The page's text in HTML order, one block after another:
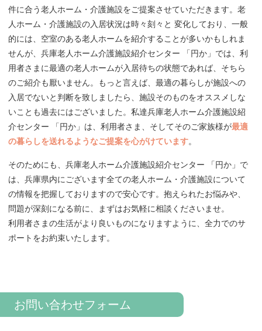
件に合う老人ホーム・介護施設をご提案させていただきます。老
人ホーム・介護施設の入居状況は時々刻々と 変化しており、一般
的には、空室のある老人ホームを紹介することが多いかもしれま
せんが、兵庫老人ホーム介護施設紹介センター 「円か」では、利
用者さまに最適の老人ホームが入居待ちの状態であれば、そちら
のご紹介も厭いません。もっと言えば、最適の暮らしが施設への
入居でないと判断を致しましたら、施設そのものをオススメしな
いことも過去にはございました。私達兵庫老人ホーム介護施設紹
介センター 「円か」は、利用者さま、そしてそのご家族様が最適
の暮らしを送れるようなご提案を心がけています。
そのためにも、兵庫老人ホーム介護施設紹介センター 「円か」で
は、兵庫県内にございます全ての老人ホーム・介護施設について
の情報を把握しておりますので安心です。抱えられたお悩みや、
問題が深刻になる前に、まずはお気軽に相談くださいませ。
利用者さまの生活がより良いものになりますように、全力でのサ
ポートをお約束いたします。
お問い合わせフォーム